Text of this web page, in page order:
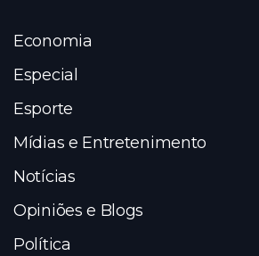
Economia
Especial
Esporte
Mídias e Entretenimento
Notícias
Opiniões e Blogs
Política